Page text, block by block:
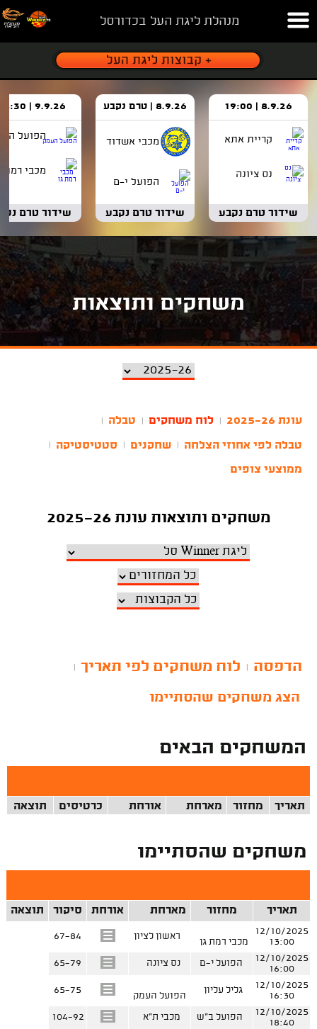
מנהלת ליגת העל בכדורסל
8.9.26 | 19:00
קריית אתא
נס ציונה
שידור טרם נקבע
8.9.26 | טרם נקבע
מכבי אשדוד
הפועל י-ם
שידור טרם נקבע
9.9.26 | 18:30
הפועל
מכבי רמת
שידור טרם
משחקים ותוצאות
עונת 2025-26 לוח משחקים טבלה
טבלה לפי אחוזי הצלחה שחקנים סטטיסטיקה
ממוצעי צופים
משחקים ותוצאות עונת 2025-26
הדפסה לוח משחקים לפי תאריך
הצג משחקים שהסתיימו
המשחקים הבאים
תאריך מחזור מארחת אורחת כרטיסים תוצאה
משחקים שהסתיימו
תאריך מחזור מארחת אורחת סיקור תוצאה
12/10/2025
13:00
מכבי רמת גן
ראשון לציון 67-84
12/10/2025
16:00
הפועל י-ם נס ציונה 65-79
12/10/2025
16:30
גליל עליון
הפועל העמק
65-75
12/10/2025
18:40
הפועל ב"ש מכבי ת"א
104-92